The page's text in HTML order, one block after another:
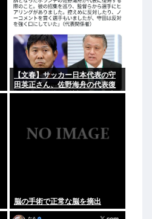
【文春】サッカー日本代表の守
田英正さん、佐野海舟の代表復
帰について強く反対していた事
脳の手術で正常な脳を摘出